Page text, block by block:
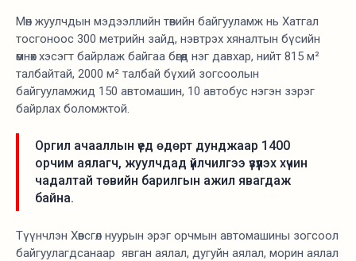
Мөн жуулчдын мэдээллийн төвийн байгууламж нь Хатгал
тосгоноос 300 метрийн зайд, нэвтрэх хяналтын бүсийн
өмнөх хэсэгт байрлаж байгаа бөгөөд нэг давхар, нийт 815 м²
талбайтай, 2000 м² талбай бүхий зогсоолын
байгууламжид 150 автомашин, 10 автобус нэгэн зэрэг
байрлах боломжтой.
Оргил ачааллын үед өдөрт дунджаар 1400
орчим аялагч, жуулчдад үйлчилгээ үзүүлэх хүчин
чадалтай төвийн барилгын ажил явагдаж
байна.
Түүнчлэн Хөвсгөл нуурын эрэг орчмын автомашины зогсоол
байгуулагдсанаар явган аялал, дугуйн аялал, морин аялал